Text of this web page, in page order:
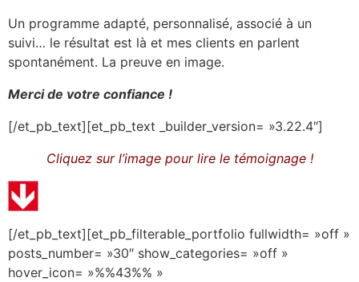
Un programme adapté, personnalisé, associé à un
suivi… le résultat est là et mes clients en parlent
spontanément. La preuve en image.
Merci de votre confiance !
[/et_pb_text][et_pb_text _builder_version= »3.22.4″]
Cliquez sur l’image pour lire le témoignage !
[/et_pb_text][et_pb_filterable_portfolio fullwidth= »off »
posts_number= »30″ show_categories= »off »
hover_icon= »%%43%% »